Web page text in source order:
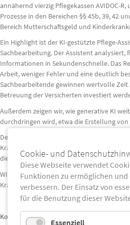
annähernd vierzig Pflegekassen AVIDOC-
Prozesse in den Bereichen §§ 45b, 39, 42
Bereich Mutterschaftsgeld und
Ein Highlight ist der KI-gestützte Pflege-
Sachbearbeitung. Der Assistent
Informationen in Sekundenschnelle. Das
Arbeit, weniger Fehler und eine deutlich
Sachbearbeitende gewinnen wertvolle
Betreuung der Versicherten investiert
Außerdem zeigen wir, wie generative KI
durchdringen wird, etwa die Erstellung
Der Workshop bietet die Chance, die
Krankenkassen hautnah zu erleben, die
die Effizienz nachhaltig zu steigern.
Wir freuen uns darauf, gemeinsam mit
Krankenkassen zu gestalten!
Kostenlose Online-Termine:
Cookie- und
Diese Webseite verwendet
Funktionen zu ermöglichen und
verbessern. Der Einsatz von
für die Benutzung dieser
Essenziell